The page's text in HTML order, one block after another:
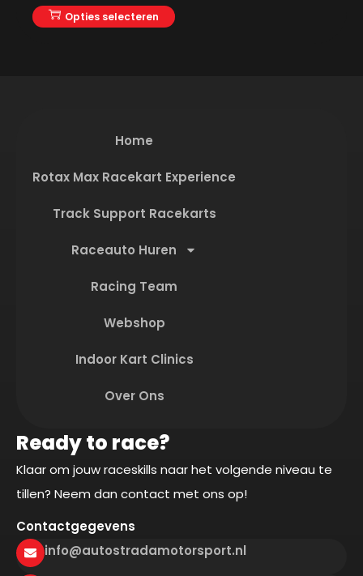
Opties selecteren
Home
Rotax Max Racekart Experience
Track Support Racekarts
Raceauto Huren
Racing Team
Webshop
Indoor Kart Clinics
Over Ons
Ready to race?
Klaar om jouw raceskills naar het volgende niveau te
tillen? Neem dan contact met ons op!
Contactgegevens
info@autostradamotorsport.nl